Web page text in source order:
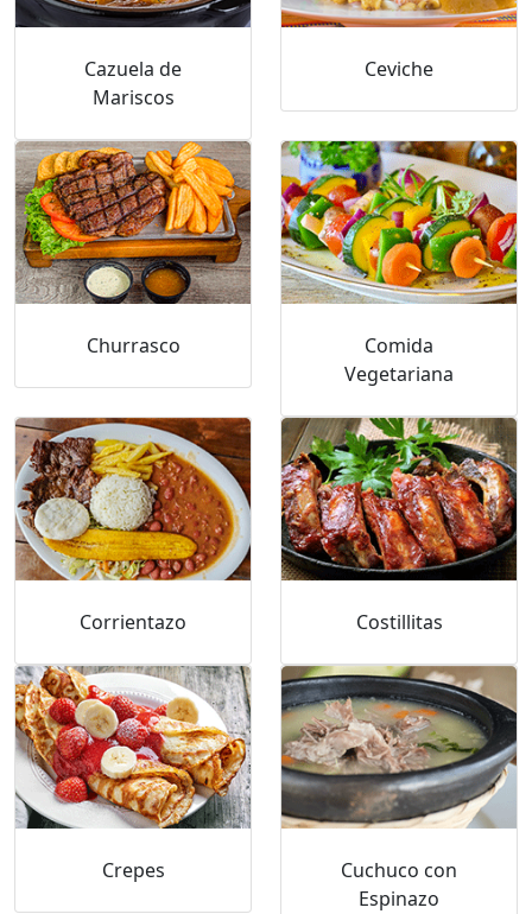
Cazuela de
Mariscos
Ceviche
Churrasco
Comida
Vegetariana
Corrientazo Costillitas
Crepes
Cuchuco con
Espinazo